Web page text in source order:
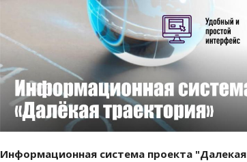
Смотреть проект
Информационная система проекта "Далекая